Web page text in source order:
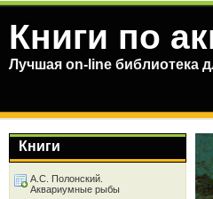
Книги по
Лучшая on-line библиотека
Книги
А.С. Полонский.
Аквариумные рыбы